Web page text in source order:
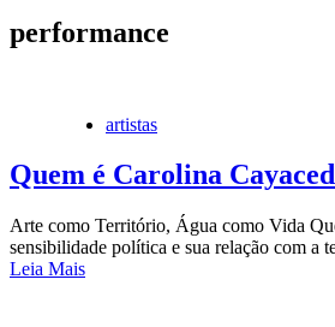
performance
artistas
Quem é Carolina
Arte como Território, Água como Vida
sensibilidade política e sua relação com a
Leia Mais